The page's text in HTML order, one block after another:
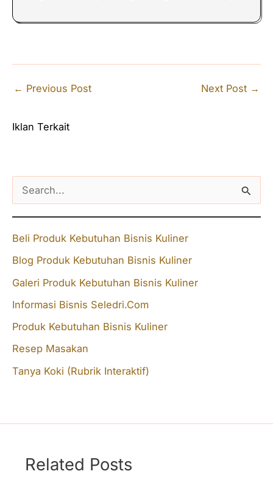
← Previous Post Next Post →
Iklan Terkait
e
r
c
h
f
o
Beli Produk Kebutuhan Bisnis Kuliner
Blog Produk Kebutuhan Bisnis Kuliner
Galeri Produk Kebutuhan Bisnis Kuliner
Informasi Bisnis Seledri.Com
Produk Kebutuhan Bisnis Kuliner
Resep Masakan
Tanya Koki (Rubrik Interaktif)
Related Posts